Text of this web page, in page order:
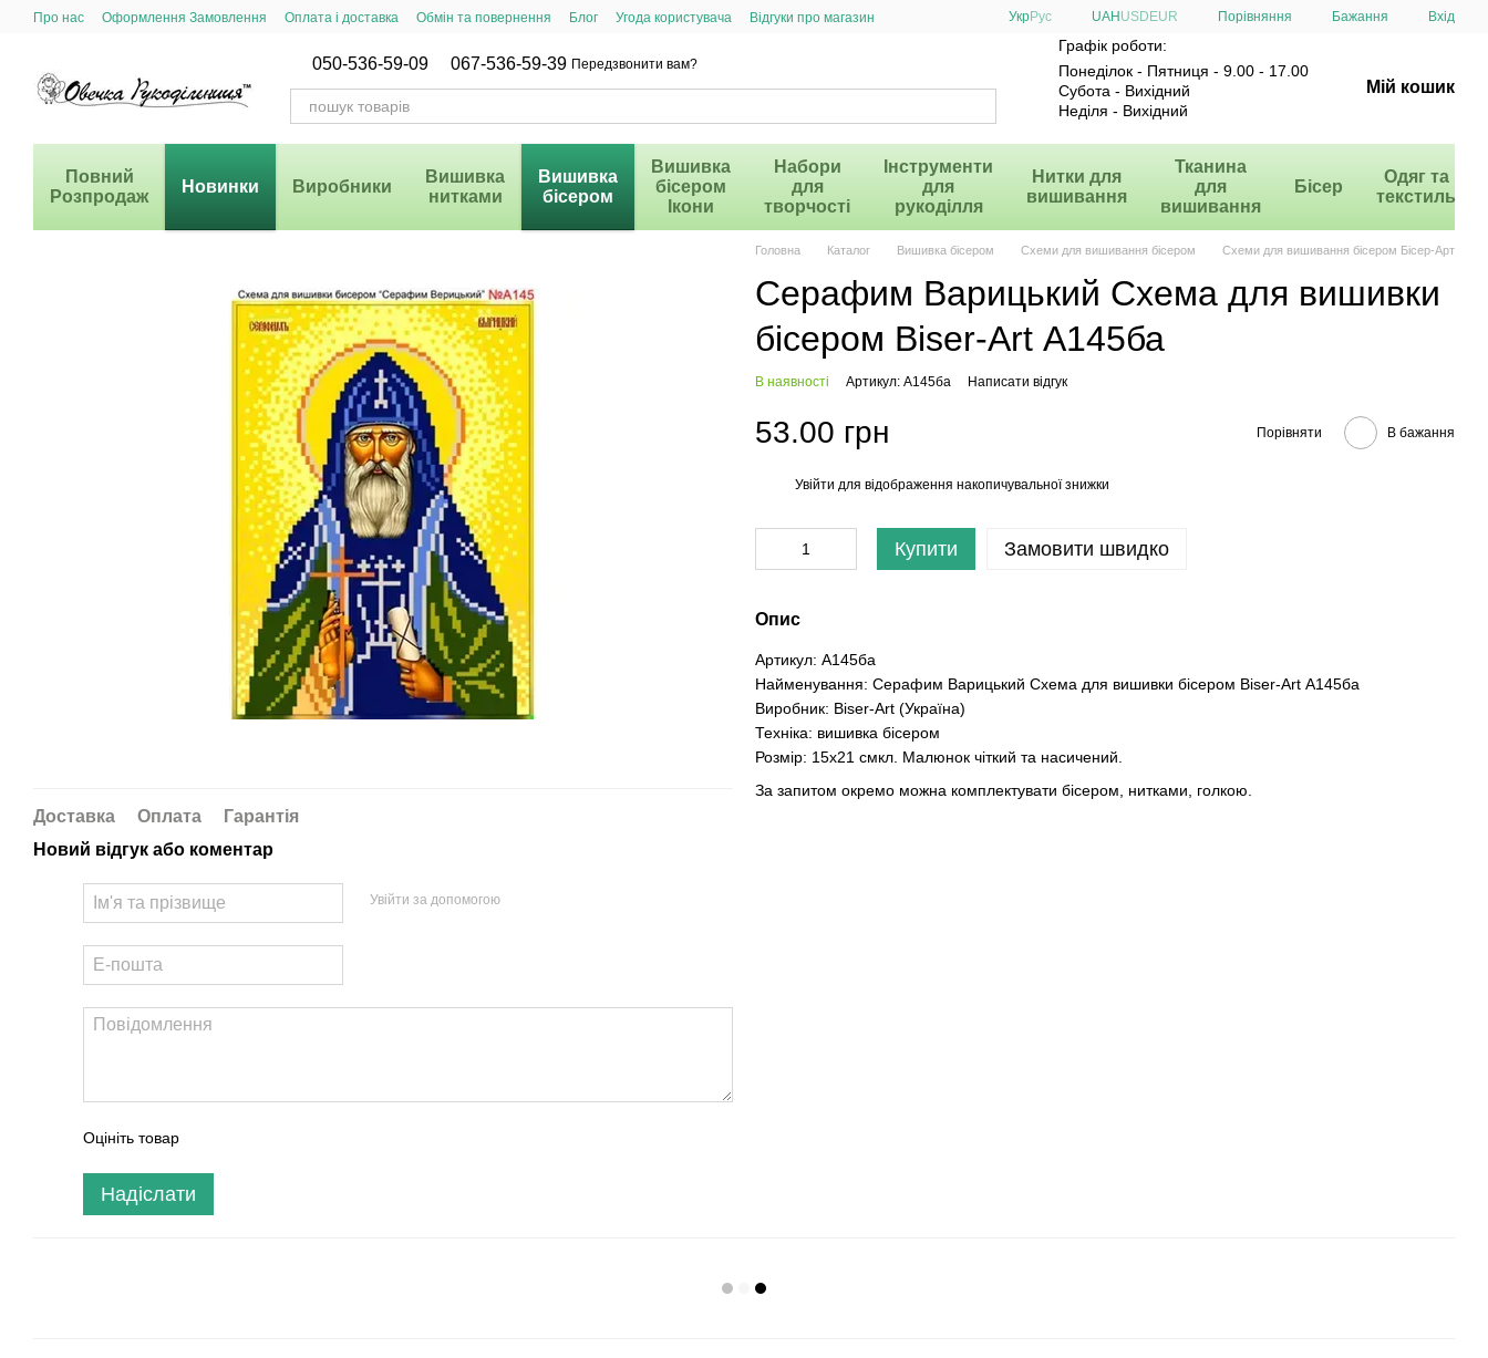
Перейти до основного контенту
Про нас Оформлення Замовлення Оплата і доставка Обмін та повернення Блог Угода користувача
Відгуки про магазин
УкрРус UAH USD EUR Порівняння Бажання Вхід
050-536-59-09 067-536-59-39 Передзвонити вам?
Графік роботи:
Понеділок - Пятниця - 9.00 - 17.00
Субота - Вихідний
Неділя - Вихідний
Мій кошик
Повний
Розпродаж
Новинки Виробники
Вишивка
нитками
Вишивка
бісером
Вишивка
бісером
Ікони
Набори
для
творчості
Інструменти
для
рукоділля
Нитки для
вишивання
Тканина
для
вишивання
Бісер
Одяг та
текстиль
Доставка Оплата
Гарантія
Новий відгук або коментар
Увійти за допомогою
Оцініть товар
Надіслати
Головна Каталог Вишивка бісером Схеми для вишивання бісером Схеми для вишивання бісером Бісер-Арт
Серафим Варицький Схема для вишивки
бісером Biser-Art А145ба
В наявності Артикул: А145ба Написати відгук
53.00 грн Порівняти В бажання
Увійти для відображення накопичувальної знижки
Купити Замовити швидко
Опис
Артикул: А145ба
Найменування: Серафим Варицький Схема для вишивки бісером Biser-Art А145ба
Виробник: Biser-Art (Україна)
Техніка: вишивка бісером
Розмір: 15х21 смкл. Малюнок чіткий та насичений.
За запитом окремо можна комплектувати бісером, нитками, голкою.